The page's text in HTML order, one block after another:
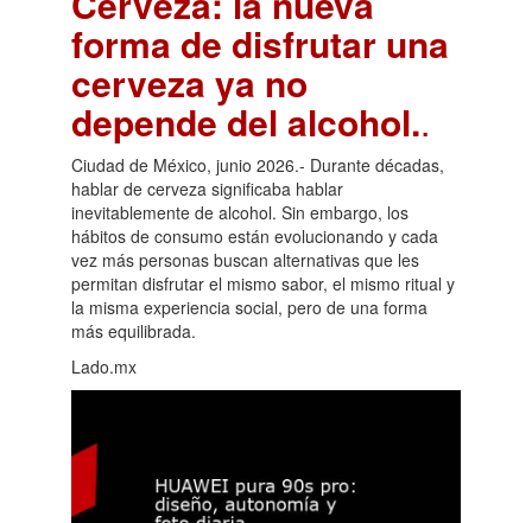
forma de disfrutar una
cerveza ya no
depende del alcohol..
Ciudad de México, junio 2026.- Durante décadas,
hablar de cerveza significaba hablar
inevitablemente de alcohol. Sin embargo, los
hábitos de consumo están evolucionando y cada
vez más personas buscan alternativas que les
permitan disfrutar el mismo sabor, el mismo ritual y
la misma experiencia social, pero de una forma
más equilibrada.
Lado.mx